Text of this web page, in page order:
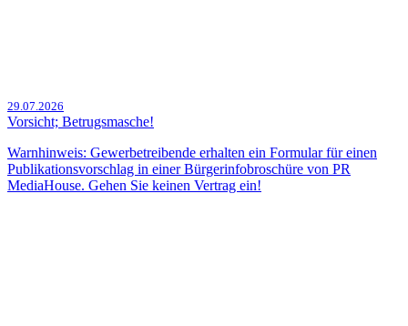
29.07.2026
Vorsicht; Betrugsmasche!
Warnhinweis: Gewerbetreibende erhalten ein Formular für einen
Publikationsvorschlag in einer Bürgerinfobroschüre von PR
MediaHouse. Gehen Sie keinen Vertrag ein!